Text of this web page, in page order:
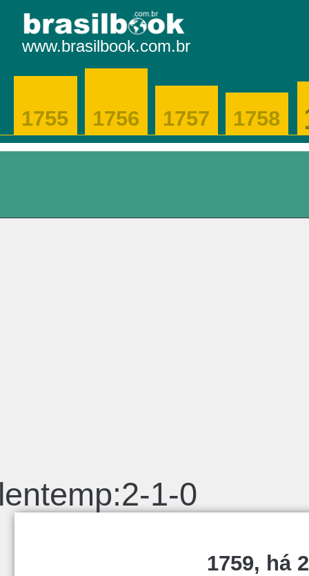
www.brasilbook.com.br
1755 1756 1757 1758
1-0
1759, há